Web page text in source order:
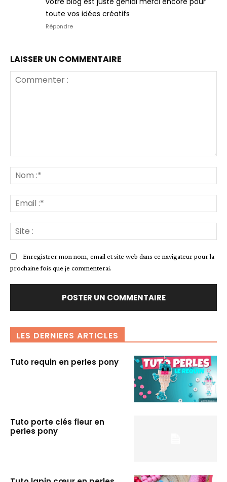
toute vos idées créatifs
Répondre
LAISSER UN COMMENTAIRE
:*
:*
:
Enregistrer mon nom, email et site web dans ce navigateur pour la
prochaine fois que je commenterai.
LES DERNIERS ARTICLES
Tuto requin en perles pony
Tuto porte clés fleur en
perles pony